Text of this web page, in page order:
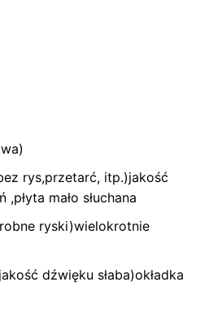
rys,przetarć, itp.)jakość
mało słuchana
ryski)wielokrotnie
dźwięku słaba)okładka
recenzji.
“Płyta
opublikowany.